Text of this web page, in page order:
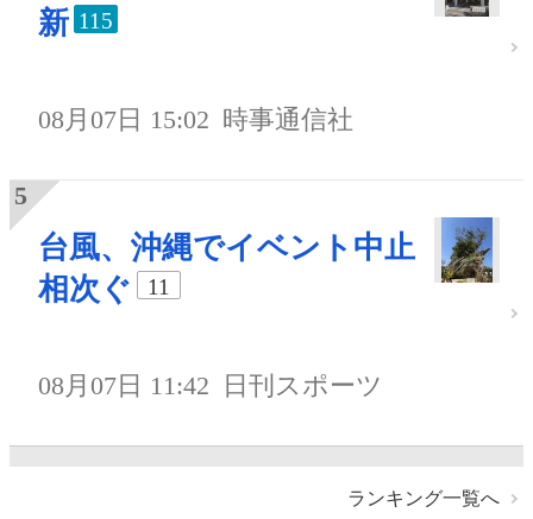
新 115
08月07日 15:02 時事通信社
台風、沖縄でイベント中止
相次ぐ
11
08月07日 11:42 日刊スポーツ
ランキング一覧へ